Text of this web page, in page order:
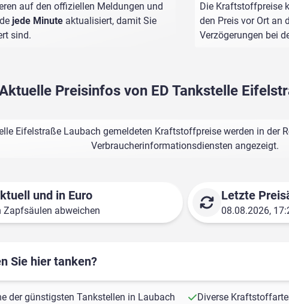
auf den offiziellen Meldungen und
jede Minute aktualisiert, damit Sie
sind.
Die Kraftstoffpreise
den Preis vor Ort an
Verzögerungen bei
Preisinfos von ED Tankstelle
Eifelstraße Laubach gemeldeten Kraftstoffpreise werden in der
Verbraucherinformationsdiensten angezeigt.
und in Euro
Zapfsäulen abweichen
Letzte
08.08.2026,
Sie hier tanken?
der günstigsten Tankstellen in Laubach
Diverse